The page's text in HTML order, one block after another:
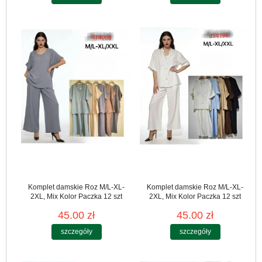
Komplet damskie Roz M/L-XL-
2XL, Mix Kolor Paczka 12 szt
45.00 zł
szczegóły
Komplet damskie Roz M/L-XL-
2XL, Mix Kolor Paczka 12 szt
45.00 zł
szczegóły